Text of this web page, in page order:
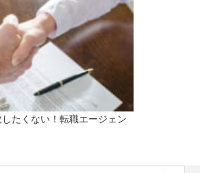
たくない！転職エージェン